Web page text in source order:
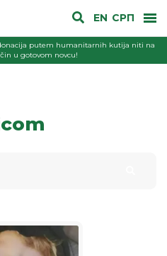
EN СРП
putem humanitarnih kutija niti na
u gotovom novcu!